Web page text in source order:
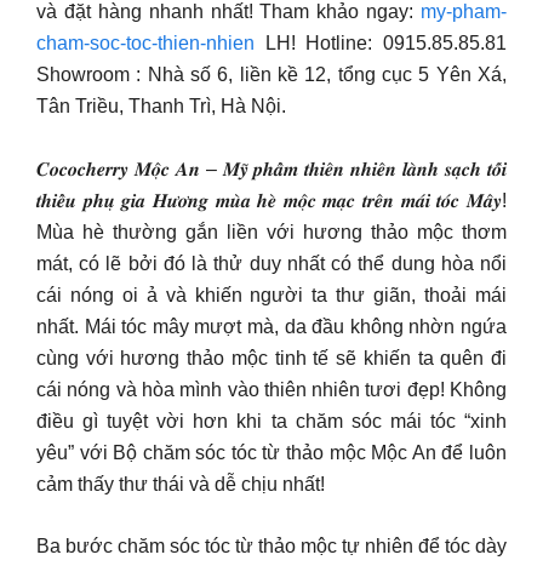
và đặt hàng nhanh nhất! Tham khảo ngay: my-pham-
cham-soc-toc-thien-nhien LH! Hotline: 0915.85.85.81
Showroom : Nhà số 6, liền kề 12, tổng cục 5 Yên Xá,
Tân Triều, Thanh Trì, Hà Nội.
𝑪𝒐𝒄𝒐𝒄𝒉𝒆𝒓𝒓𝒚 𝑴𝒐̣̂𝒄 𝑨𝒏 – 𝑴𝒚̃ 𝒑𝒉𝒂̂̉𝒎 𝒕𝒉𝒊𝒆̂𝒏 𝒏𝒉𝒊𝒆̂𝒏 𝒍𝒂̀𝒏𝒉 𝒔𝒂̣𝒄𝒉 𝒕𝒐̂́𝒊
𝒕𝒉𝒊𝒆̂̉𝒖 𝒑𝒉𝒖̣ 𝒈𝒊𝒂 𝑯𝒖̛𝒐̛𝒏𝒈 𝒎𝒖̀𝒂 𝒉𝒆̀ 𝒎𝒐̣̂𝒄 𝒎𝒂̣𝒄 𝒕𝒓𝒆̂𝒏 𝒎𝒂́𝒊 𝒕𝒐́𝒄 𝑴𝒂̂𝒚!
Mùa hè thường gắn liền với hương thảo mộc thơm
mát, có lẽ bởi đó là thử duy nhất có thể dung hòa nổi
cái nóng oi ả và khiến người ta thư giãn, thoải mái
nhất. Mái tóc mây mượt mà, da đầu không nhờn ngứa
cùng với hương thảo mộc tinh tế sẽ khiến ta quên đi
cái nóng và hòa mình vào thiên nhiên tươi đẹp! Không
điều gì tuyệt vời hơn khi ta chăm sóc mái tóc “xinh
yêu” với Bộ chăm sóc tóc từ thảo mộc Mộc An để luôn
cảm thấy thư thái và dễ chịu nhất!
Ba bước chăm sóc tóc từ thảo mộc tự nhiên để tóc dày